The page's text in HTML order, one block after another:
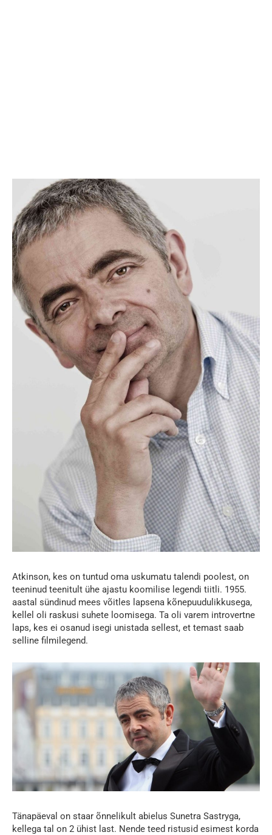
Atkinson, kes on tuntud oma uskumatu talendi poolest, on
teeninud teenitult ühe ajastu koomilise legendi tiitli. 1955.
aastal sündinud mees võitles lapsena kõnepuudulikkusega,
kellel oli raskusi suhete loomisega. Ta oli varem introvertne
laps, kes ei osanud isegi unistada sellest, et temast saab
selline filmilegend.
Tänapäeval on staar õnnelikult abielus Sunetra Sastryga,
kellega tal on 2 ühist last. Nende teed ristusid esimest korda